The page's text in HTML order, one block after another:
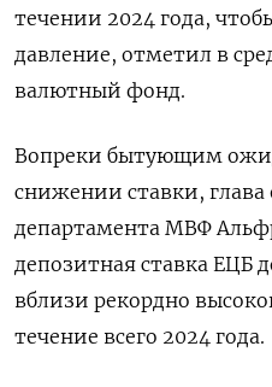
течении 2024 года,
давление, отметил в
валютный фонд.
Вопреки бытующим
снижении ставки, глава
департамента МВФ
депозитная ставка ЕЦБ
вблизи рекордно
течение всего 2024 года.